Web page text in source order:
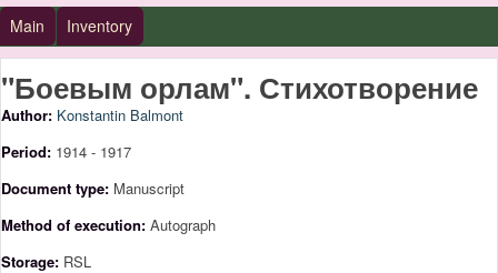
Primary_tsvetaeva for Konstantin Balmont
Main Inventory
"Боевым орлам". Стихотворение
Author: Konstantin Balmont
Period: 1914 - 1917
Document type: Manuscript
Method of execution: Autograph
Storage: RSL